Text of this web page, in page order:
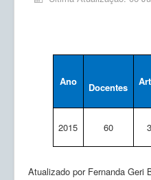
Ensino
Extensão
Inovação e Tecnologia
Empresas Júnior
Produção científica
Ano Docentes
2015 60
Atualizado por Fernanda Geri